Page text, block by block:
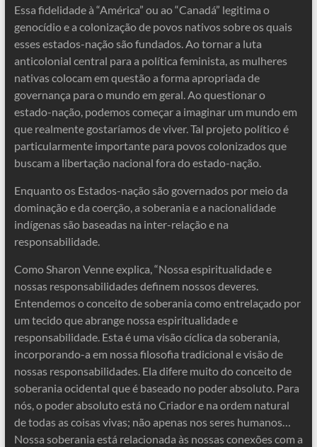
Essa fidelidade à “América” ou ao “Canadá” legitima o
genocídio e a colonização de povos nativos sobre os quais
esses estados-nação são fundados. Ao tornar a luta
anticolonial central para a política feminista, as mulheres
nativas colocam em questão a forma apropriada de
governança para o mundo em geral. Ao questionar o
estado-nação, podemos começar a imaginar um mundo em
que realmente gostaríamos de viver. Tal projeto político é
particularmente importante para povos colonizados que
buscam a libertação nacional fora do estado-nação.
Enquanto os Estados-nação são governados por meio da
dominação e da coerção, a soberania e a nacionalidade
indígenas são baseadas na inter-relação e na
responsabilidade.
Como Sharon Venne explica, “Nossa espiritualidade e
nossas responsabilidades definem nossos deveres.
Entendemos o conceito de soberania como entrelaçado por
um tecido que abrange nossa espiritualidade e
responsabilidade. Esta é uma visão cíclica da soberania,
incorporando-a em nossa filosofia tradicional e visão de
nossas responsabilidades. Ela difere muito do conceito de
soberania ocidental que é baseado no poder absoluto. Para
nós, o poder absoluto está no Criador e na ordem natural
de todas as coisas vivas; não apenas nos seres humanos…
Nossa soberania está relacionada às nossas conexões com a